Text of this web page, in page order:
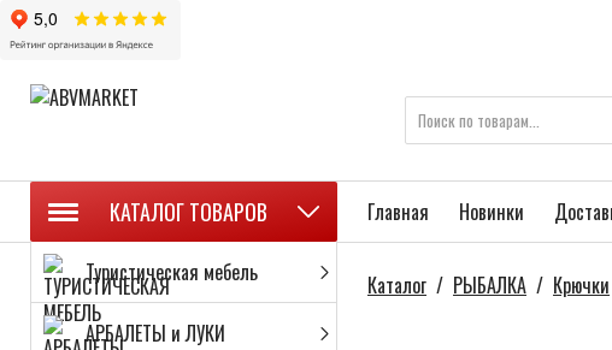
КАТАЛОГ ТОВАРОВ
Туристическая мебель
АРБАЛЕТЫ и ЛУКИ
Главная Новинки
Каталог / РЫБАЛКА / Крючки